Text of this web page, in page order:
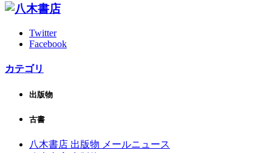
Twitter
Facebook
カテゴリ
出版物
古書
八木書店 出版物 メールニュース